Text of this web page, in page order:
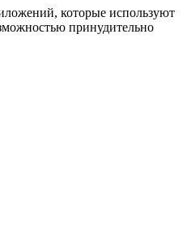
которые используют
принудительно